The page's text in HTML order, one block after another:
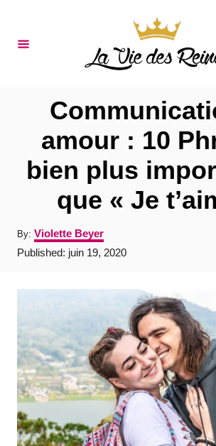
amour : 10
bien plus
que « Je
By: A
u
t
o
Violette Beyer
P
o
n
Published: juin 19, 2020